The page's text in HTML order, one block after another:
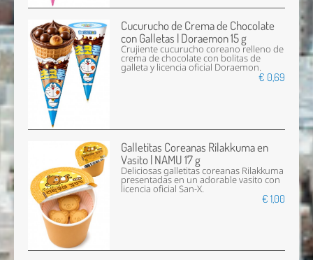
Cucurucho de Crema de Chocolate
con Galletas | Doraemon 15 g
Crujiente cucurucho coreano relleno de
crema de chocolate con bolitas de
galleta y licencia oficial Doraemon.
€ 0,69
Galletitas Coreanas Rilakkuma en
Vasito | NAMU 17 g
Deliciosas galletitas coreanas Rilakkuma
presentadas en un adorable vasito con
licencia oficial San-X.
€ 1,00